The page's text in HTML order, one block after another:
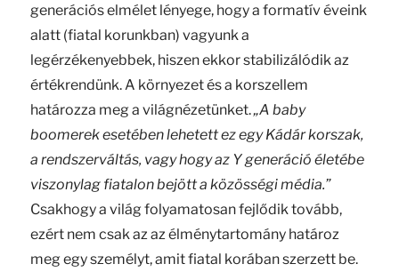
generációs elmélet lényege, hogy a formatív éveink
alatt (fiatal korunkban) vagyunk a
legérzékenyebbek, hiszen ekkor stabilizálódik az
értékrendünk. A környezet és a korszellem
határozza meg a világnézetünket.„A baby
boomerek esetében lehetett ez egy Kádár korszak,
a rendszerváltás, vagy hogy az Y generáció életébe
viszonylag fiatalon bejött a közösségi média.”
Csakhogy a világ folyamatosan fejlődik tovább,
ezért nem csak az az élménytartomány határoz
meg egy személyt, amit fiatal korában szerzett be.